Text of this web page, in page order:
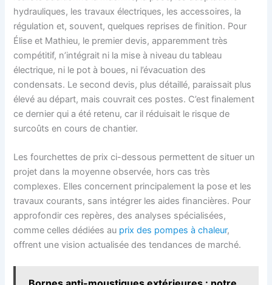
hydrauliques, les travaux électriques, les accessoires, la
régulation et, souvent, quelques reprises de finition. Pour
Élise et Mathieu, le premier devis, apparemment très
compétitif, n’intégrait ni la mise à niveau du tableau
électrique, ni le pot à boues, ni l’évacuation des
condensats. Le second devis, plus détaillé, paraissait plus
élevé au départ, mais couvrait ces postes. C’est finalement
ce dernier qui a été retenu, car il réduisait le risque de
surcoûts en cours de chantier.
Les fourchettes de prix ci-dessous permettent de situer un
projet dans la moyenne observée, hors cas très
complexes. Elles concernent principalement la pose et les
travaux courants, sans intégrer les aides financières. Pour
approfondir ces repères, des analyses spécialisées,
comme celles dédiées au prix des pompes à chaleur,
offrent une vision actualisée des tendances de marché.